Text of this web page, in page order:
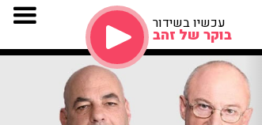
עכשיו בשידור
בוקר של זהב